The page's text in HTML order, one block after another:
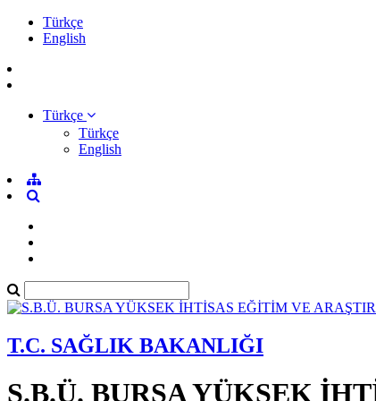
Türkçe
English
Türkçe
Türkçe
English
T.C. SAĞLIK BAKANLIĞI
S.B.Ü. BURSA YÜKSEK